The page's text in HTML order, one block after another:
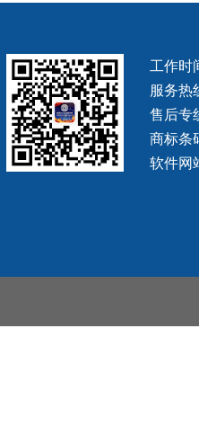
工作时
服务
售后专
商标条
软件网